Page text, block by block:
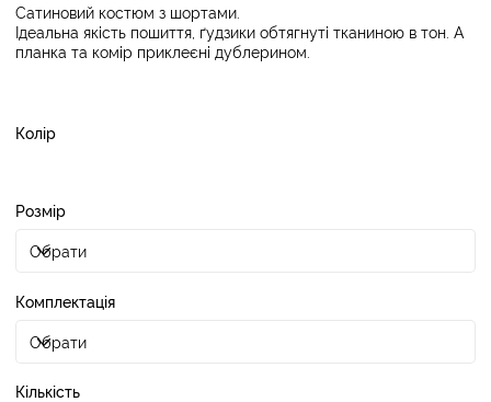
Сатиновий костюм з шортами.
Ідеальна якість пошиття, ґудзики обтягнуті тканиною в тон. А
планка та комір приклеєні дублерином.
Колір
Розмір
Комплектація
Кількість